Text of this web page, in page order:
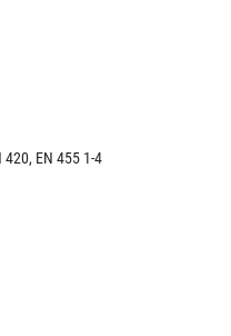
420, EN 455 1-4